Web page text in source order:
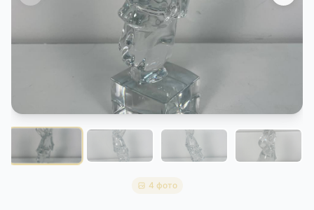
ДОСТАВКА И ОПЛАТА
4 фото